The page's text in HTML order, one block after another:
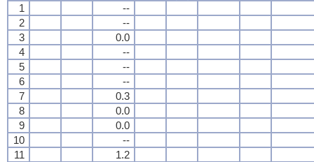
1
--
2
--
3
0.0
4
--
5
--
6
--
7
0.3
8
0.0
9
0.0
10
--
11
1.2